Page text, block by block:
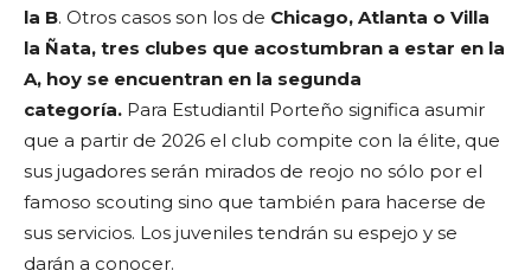
la B. Otros casos son los de Chicago, Atlanta o Villa
la Ñata, tres clubes que acostumbran a estar en la
A, hoy se encuentran en la segunda
categoría. Para Estudiantil Porteño significa asumir
que a partir de 2026 el club compite con la élite, que
sus jugadores serán mirados de reojo no sólo por el
famoso scouting sino que también para hacerse de
sus servicios. Los juveniles tendrán su espejo y se
darán a conocer.